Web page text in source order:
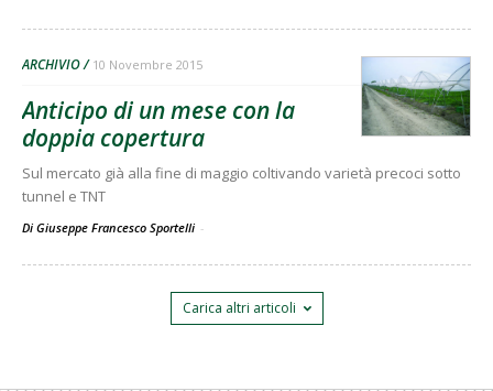
ARCHIVIO 10 Novembre 2015
Anticipo di un mese con la
doppia copertura
Sul mercato già alla fine di maggio coltivando varietà precoci sotto
tunnel e TNT
Di Giuseppe Francesco Sportelli -
Carica altri articoli